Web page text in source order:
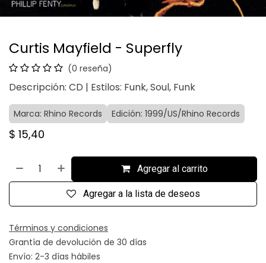
Curtis Mayfield - Superfly
(0 reseña)
Descripción: CD | Estilos: Funk, Soul, Funk
Marca: Rhino Records Edición: 1999/US/Rhino Records
$ 15,40
Agregar al carrito
Agregar a la lista de deseos
Términos y condiciones
Grantía de devolución de 30 días
Envío: 2-3 días hábiles